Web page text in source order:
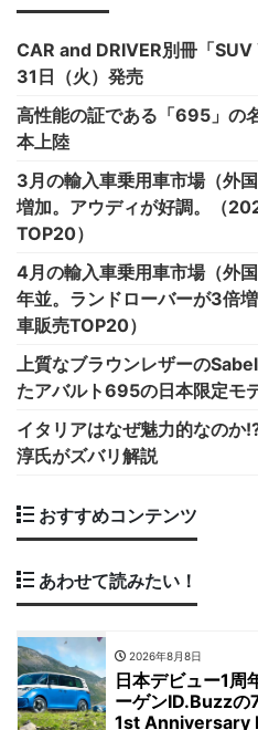
CAR and DRIVER別冊「
31日（火）発売
高性能の証である「695」の
本上陸
3月の輸入車乗用車市場（外
増加。アウディが好調。（
TOP20）
4月の輸入車乗用車市場（外
年並。ランドローバーが3倍
車販売TOP20）
上質なブラウンレザーの
たアバルト695の日本限定モ
イタリアはなぜ魅力的なのか
淳氏がズバリ解説
おすすめコンテンツ
あわせて読みたい！
2026年8月8日
日本デビュー1周
ーゲンID.Buzzの
1st Anniversary